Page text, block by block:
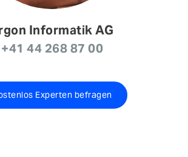
Informatik AG
+41 44 268 87 00
Experten befragen